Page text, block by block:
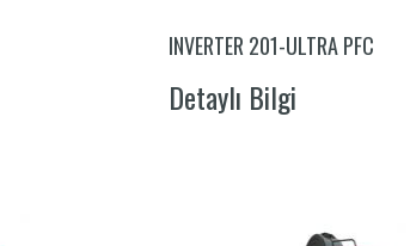
INVERTER 201-ULTRA PFC
Detaylı Bilgi